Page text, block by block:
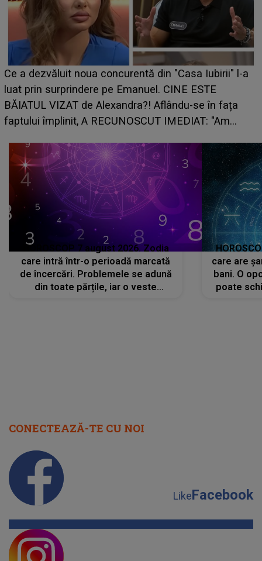
din "Casa Iubirii" l-a
CINE ESTE
Aflându-se în fața
IMEDIAT: "Am
HOROSCOP de
care riscă să rămână
grabă îi aduce pierderi
planurile peste cap
HOROSCOP 7 august 2026. Zodia
care intră într-o perioadă marcată
de încercări. Problemele se adună
din toate părțile, iar o veste
care are
bani. O
poate
CONECTEAZĂ-TE CU NOI
LikeFacebook